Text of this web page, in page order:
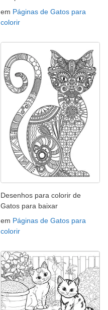
em Páginas de Gatos para
colorir
Desenhos para colorir de
Gatos para baixar
em Páginas de Gatos para
colorir